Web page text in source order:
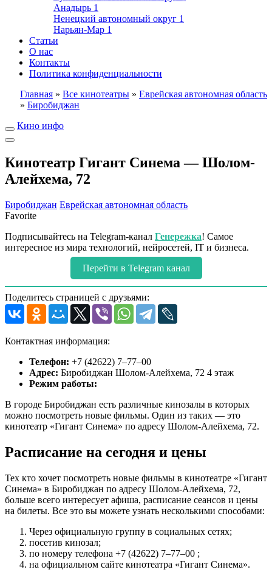
Анадырь 1
Ненецкий автономный округ 1
Нарьян-Мар 1
Статьи
О нас
Контакты
Политика конфиденциальности
Главная » Все кинотеатры » Еврейская автономная область
» Биробиджан
Кино инфо
Кинотеатр Гигант Синема — Шолом-
Алейхема, 72
Биробиджан Еврейская автономная область
Favorite
Подписывайтесь на Telegram-канал Генережка! Самое
интересное из мира технологий, нейросетей, IT и бизнеса.
Перейти в Telegram канал
Поделитесь страницей с друзьями:
Контактная информация:
Телефон: +7 (42622) 7‒77‒00
Адрес: Биробиджан Шолом-Алейхема, 72 4 этаж
Режим работы:
В городе Биробиджан есть различные кинозалы в которых
можно посмотреть новые фильмы. Один из таких — это
кинотеатр «Гигант Синема» по адресу Шолом-Алейхема, 72.
Расписание на сегодня и цены
Тех кто хочет посмотреть новые фильмы в кинотеатре «Гигант
Синема» в Биробиджан по адресу Шолом-Алейхема, 72,
больше всего интересует афиша, расписание сеансов и цены
на билеты. Все это вы можете узнать несколькими способами:
Через официальную группу в социальных сетях;
посетив кинозал;
по номеру телефона +7 (42622) 7‒77‒00 ;
на официальном сайте кинотеатра «Гигант Синема».